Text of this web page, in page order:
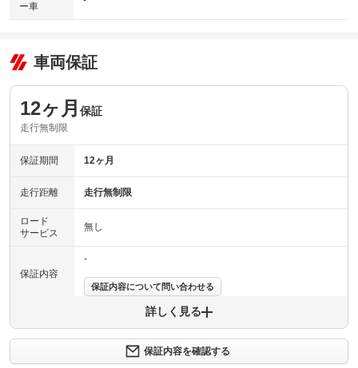
ー車
車両保証
12ヶ月 保証
走行無制限
保証期間 12ヶ月
走行距離 走行無制限
ロード
サービス
無し
保証内容
-
保証内容について問い合わせる
詳しく見る
保証内容を確認する